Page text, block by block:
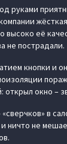
руками
высоко её
не пострадали.
кнопки и
окно –
в
ничто не